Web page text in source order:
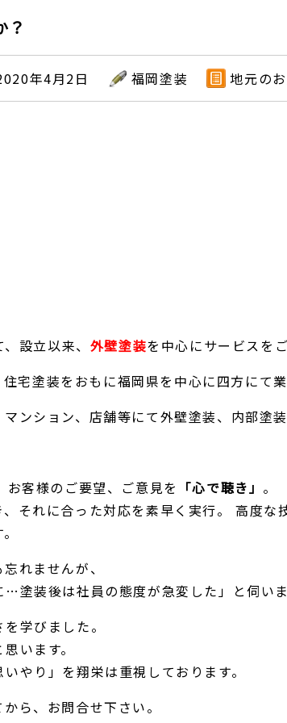
？
年4月2日 福岡塗装 地元の
設立以来、 外壁塗装を中心にサービスを
宅塗装をおもに福岡県を中心に四方にて
ンション、店舗等にて外壁塗装、内部塗
お客様のご要望、ご意見を 「心で聴き」 。
それに合った対応を素早く実行。 高度
れませんが、
塗装後は社員の態度が急変した」と伺いま
学びました。
います。
やり」を翔栄は重視しております。
ら、お問合せ下さい。